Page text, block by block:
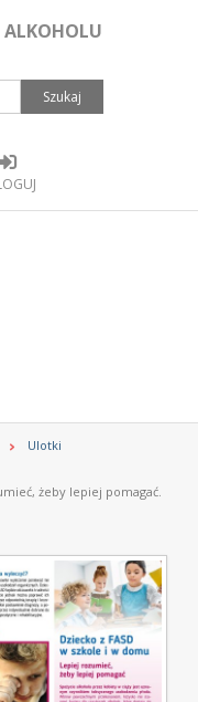
ALKOHOLU
Szukaj
Ulotki
żeby lepiej pomagać.